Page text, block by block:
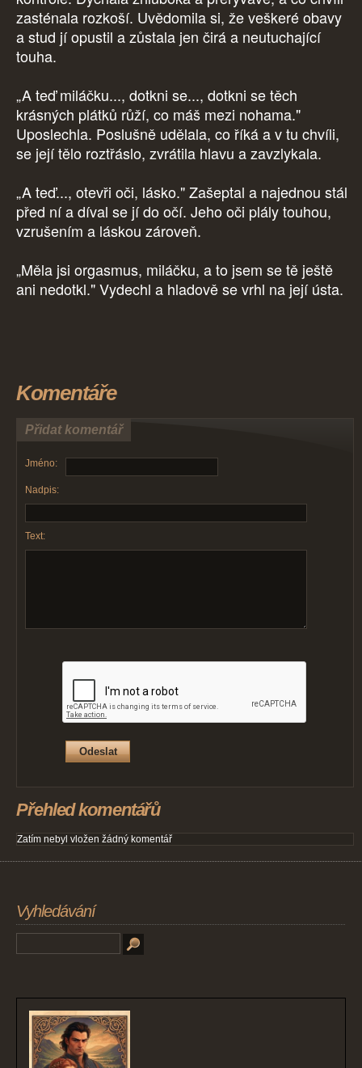
zasténala rozkoší. Uvědomila si, že veškeré obavy
a stud jí opustil a zůstala jen čirá a neutuchající
touha.
„A teď miláčku..., dotkni se..., dotkni se těch
krásných plátků růží, co máš mezi nohama."
Uposlechla. Poslušně udělala, co říká a v tu chvíli,
se její tělo roztřáslo, zvrátila hlavu a zavzlykala.
„A teď..., otevři oči, lásko." Zašeptal a najednou stál
před ní a díval se jí do očí. Jeho oči plály touhou,
vzrušením a láskou zároveň.
„Měla jsi orgasmus, miláčku, a to jsem se tě ještě
ani nedotkl." Vydechl a hladově se vrhl na její ústa.
Komentáře
Přidat komentář
Jméno:
Nadpis:
Text:
Přehled komentářů
Zatím nebyl vložen žádný komentář
Vyhledávání